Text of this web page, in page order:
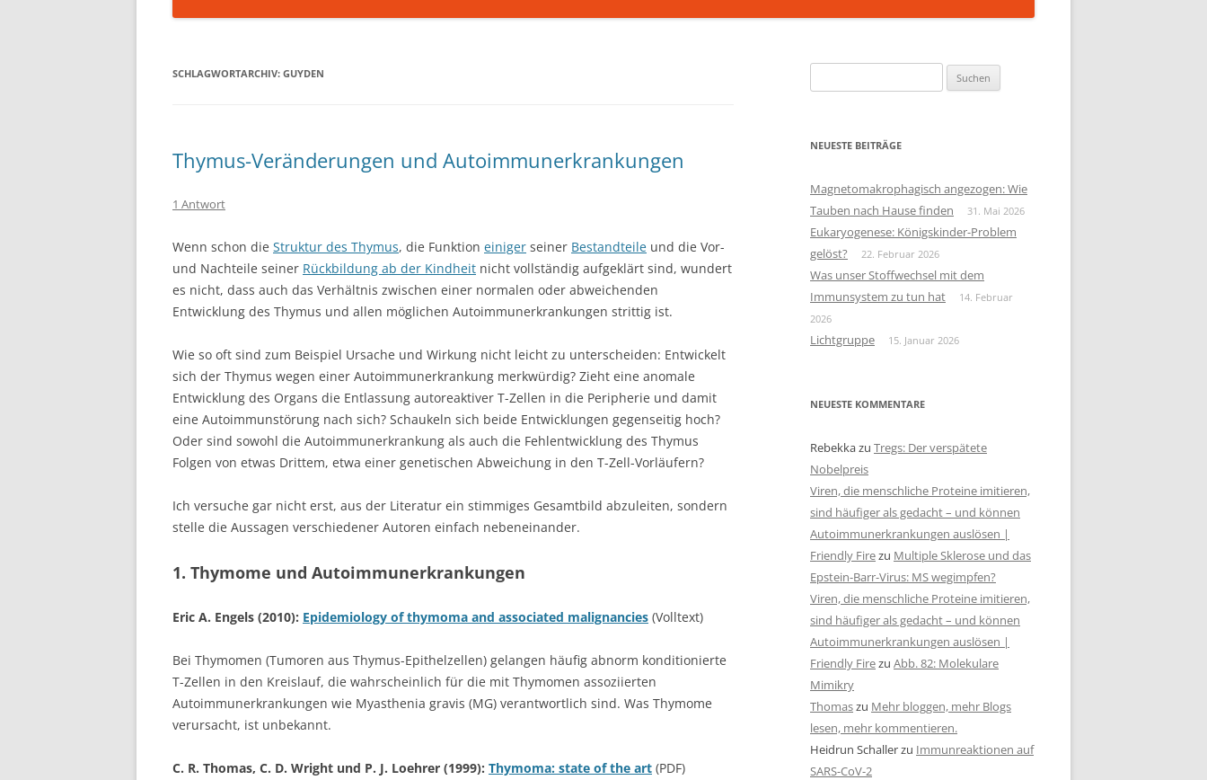
SCHLAGWORTARCHIV: GUYDEN
Thymus-Veränderungen und Autoimmunerkrankungen
1 Antwort
Wenn schon die Struktur des Thymus, die Funktion einiger seiner Bestandteile und die Vor-
und Nachteile seiner Rückbildung ab der Kindheit nicht vollständig aufgeklärt sind, wundert
es nicht, dass auch das Verhältnis zwischen einer normalen oder abweichenden
Entwicklung des Thymus und allen möglichen Autoimmunerkrankungen strittig ist.
Wie so oft sind zum Beispiel Ursache und Wirkung nicht leicht zu unterscheiden: Entwickelt
sich der Thymus wegen einer Autoimmunerkrankung merkwürdig? Zieht eine anomale
Entwicklung des Organs die Entlassung autoreaktiver T-Zellen in die Peripherie und damit
eine Autoimmunstörung nach sich? Schaukeln sich beide Entwicklungen gegenseitig hoch?
Oder sind sowohl die Autoimmunerkrankung als auch die Fehlentwicklung des Thymus
Folgen von etwas Drittem, etwa einer genetischen Abweichung in den T-Zell-Vorläufern?
Ich versuche gar nicht erst, aus der Literatur ein stimmiges Gesamtbild abzuleiten, sondern
stelle die Aussagen verschiedener Autoren einfach nebeneinander.
1. Thymome und Autoimmunerkrankungen
Eric A. Engels (2010): Epidemiology of thymoma and associated malignancies (Volltext)
Bei Thymomen (Tumoren aus Thymus-Epithelzellen) gelangen häufig abnorm konditionierte
T-Zellen in den Kreislauf, die wahrscheinlich für die mit Thymomen assoziierten
Autoimmunerkrankungen wie Myasthenia gravis (MG) verantwortlich sind. Was Thymome
verursacht, ist unbekannt.
C. R. Thomas, C. D. Wright und P. J. Loehrer (1999): Thymoma: state of the art (PDF)
nach:
NEUESTE BEITRÄGE
Magnetomakrophagisch angezogen: Wie
Tauben nach Hause finden
31. Mai 2026
Eukaryogenese: Königskinder-Problem
gelöst?
22. Februar 2026
Was unser Stoffwechsel mit dem
Immunsystem zu tun hat
14. Februar
2026
Lichtgruppe 15. Januar 2026
NEUESTE KOMMENTARE
Rebekkazu Tregs: Der verspätete
Nobelpreis
Viren, die menschliche Proteine imitieren,
sind häufiger als gedacht – und können
Autoimmunerkrankungen auslösen |
Friendly Firezu Multiple Sklerose und das
Epstein-Barr-Virus: MS wegimpfen?
Viren, die menschliche Proteine imitieren,
sind häufiger als gedacht – und können
Autoimmunerkrankungen auslösen |
Friendly Firezu Abb. 82: Molekulare
Mimikry
Thomaszu Mehr bloggen, mehr Blogs
lesen, mehr kommentieren.
Heidrun Schallerzu Immunreaktionen auf
SARS-CoV-2